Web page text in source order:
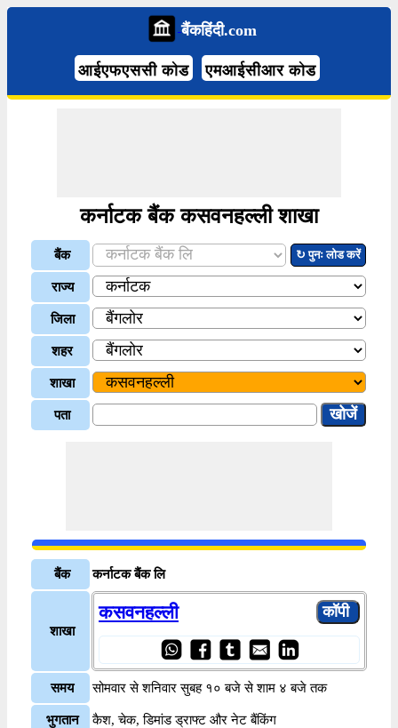
बैंकहिंदी.com
आईएफएससी कोड एमआईसीआर कोड
कर्नाटक बैंक कसवनहल्ली शाखा
बैंक ↻ पुनः लोड करें
राज्य
जिला
शहर
शाखा
पता
बैंक कर्नाटक बैंक लि
शाखा
कसवनहल्ली
समय सोमवार से शनिवार सुबह १० बजे से शाम ४ बजे तक
भुगतान कैश, चेक, डिमांड ड्राफ्ट और नेट बैंकिंग